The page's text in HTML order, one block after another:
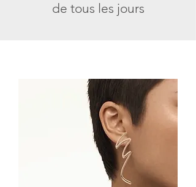
de tous les jours